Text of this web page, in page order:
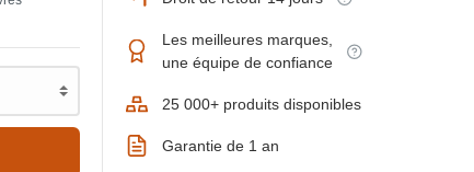
Les meilleures marques,
une équipe de confiance
25 000+ produits disponibles
Garantie de 1 an